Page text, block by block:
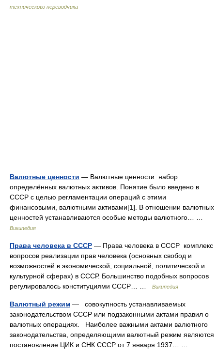
технического переводчика
Валютные ценности — Валютные ценности набор
определённых валютных активов. Понятие было введено в
СССР с целью регламентации операций с этими
финансовыми, валютными активами[1]. В отношении валютных
ценностей устанавливаются особые методы валютного… …
Википедия
Права человека в СССР — Права человека в СССР комплекс
вопросов реализации прав человека (основных свобод и
возможностей в экономической, социальной, политической и
культурной сферах) в СССР. Большинство подобных вопросов
регулировалось конституциями СССР… …
Википедия
Валютный режим — совокупность устанавливаемых
законодательством СССР или подзаконными актами правил о
валютных операциях. Наиболее важными актами валютного
законодательства, определяющими валютный режим являются
постановление ЦИК и СНК СССР от 7 января 1937… …